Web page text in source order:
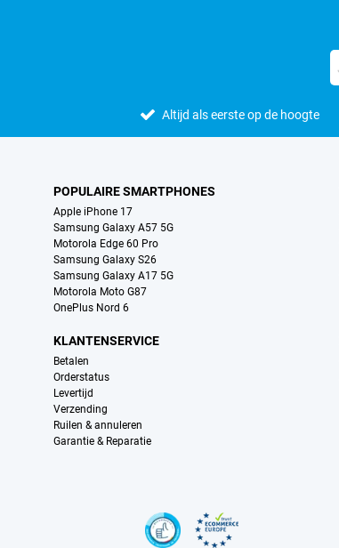
Altijd als eerste op de hoogte
POPULAIRE SMARTPHONES
Apple iPhone 17
Samsung Galaxy A57 5G
Motorola Edge 60 Pro
Samsung Galaxy S26
Samsung Galaxy A17 5G
Motorola Moto G87
OnePlus Nord 6
KLANTENSERVICE
Betalen
Orderstatus
Levertijd
Verzending
Ruilen & annuleren
Garantie & Reparatie